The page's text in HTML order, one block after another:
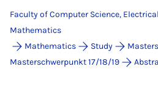
Faculty of Computer Science,
Mathematics
Mathematics
Study
Masterschwerpunkt 17/18/19